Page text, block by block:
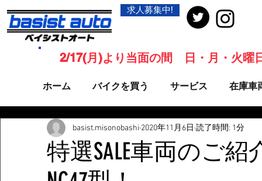
求人募集中!
ホーム バイクを買う サービス 在庫車
2/17(月)より当面の間 日・月・火曜
特選SALE車両のご紹
basist.misonobashi 2020年11月6日 読了時間: 1分